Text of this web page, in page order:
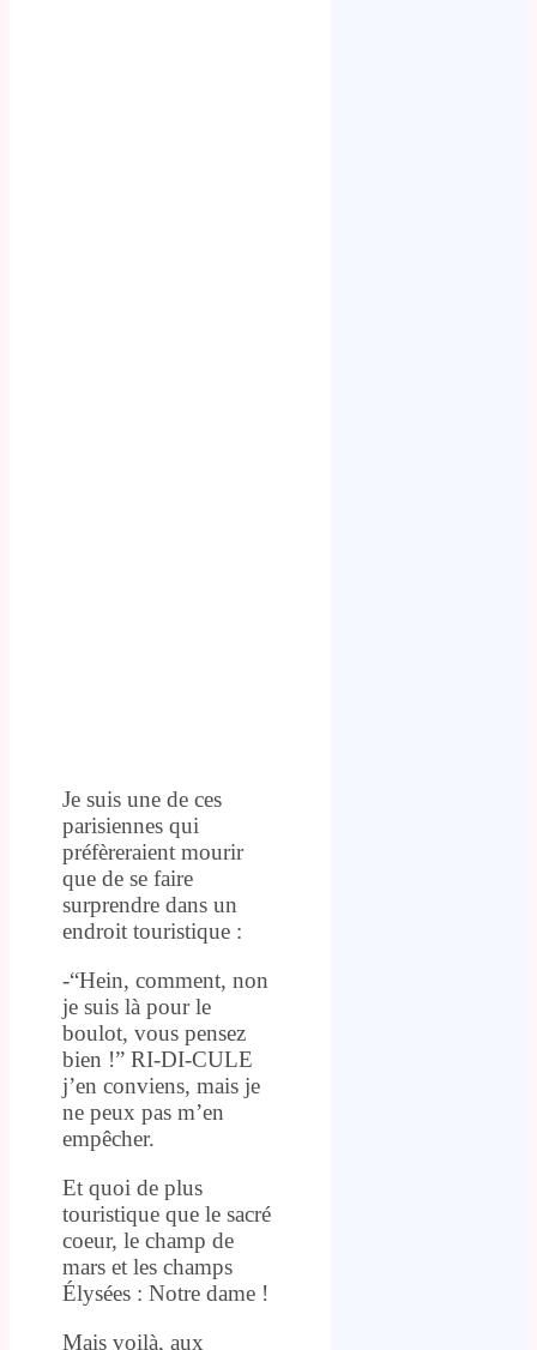
Je suis une de ces
parisiennes qui
préfèreraient mourir
que de se faire
surprendre dans un
endroit touristique :
-“Hein, comment, non
je suis là pour le
boulot, vous pensez
bien !” RI-DI-CULE
j’en conviens, mais je
ne peux pas m’en
empêcher.
Et quoi de plus
touristique que le sacré
coeur, le champ de
mars et les champs
Élysées : Notre dame !
Mais voilà, aux